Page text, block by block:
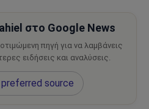
στο Google News
πηγή για να λαμβάνεις
ειδήσεις και αναλύσεις.
preferred source